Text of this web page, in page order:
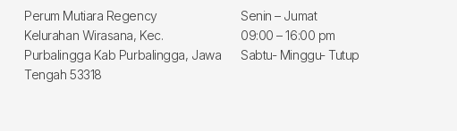
Perum Mutiara Regency
Kelurahan Wirasana, Kec.
Purbalingga Kab Purbalingga, Jawa
Tengah 53318
Senin – Jumat
09:00 – 16:00 pm
Sabtu- Minggu- Tutup